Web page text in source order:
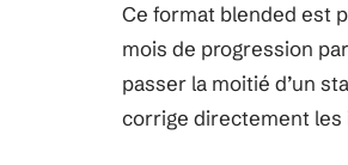
Ce format blended est
mois de progression
passer la moitié d’un
corrige directement les